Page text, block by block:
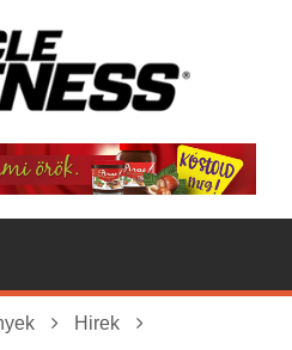
Hirek